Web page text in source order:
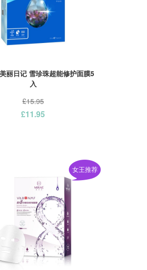
丽日记 雪珍珠超能修护面膜5
入
£15.95
£11.95
女王推荐